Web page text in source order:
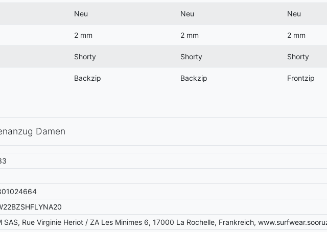
Neu Neu Neu
2 mm 2 mm 2 mm
Shorty Shorty Shorty
Backzip Backzip Frontzip
Damen
SAS, Rue Virginie Heriot / ZA Les Minimes 6, 17000 La Rochelle, Frankreich,